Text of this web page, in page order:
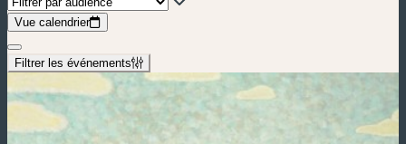
Vue calendrier
Filtrer les événements